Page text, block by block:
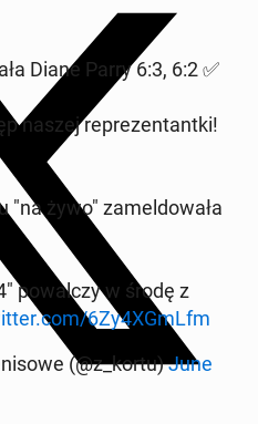
Diane Parry 6:3, 6:2 ✅
naszej re­pre­zen­tant­ki!
"na żywo" za­mel­do­wa­ła
po­wal­czy w środę z
6Zy4XGmLfm
(@z_kortu)June